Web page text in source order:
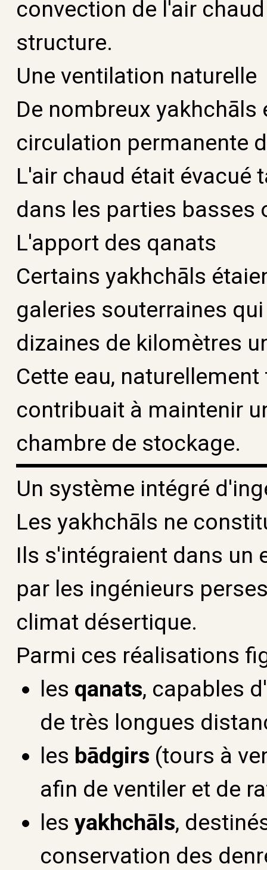
convection de l'air
structure.
Une ventilation naturelle
De nombreux
circulation permanente
L'air chaud était évacué
dans les parties basses
L'apport des qanats
Certains yakhchāls
galeries souterraines
dizaines de kilomètres
Cette eau,
contribuait à maintenir
chambre de stockage.
Un système intégré
Les yakhchāls ne
Ils s'intégraient dans un
par les ingénieurs
climat désertique.
Parmi ces réalisations
les qanats, capables
de très longues
les bādgirs (tours à
afin de ventiler et de
les yakhchāls,
conservation des